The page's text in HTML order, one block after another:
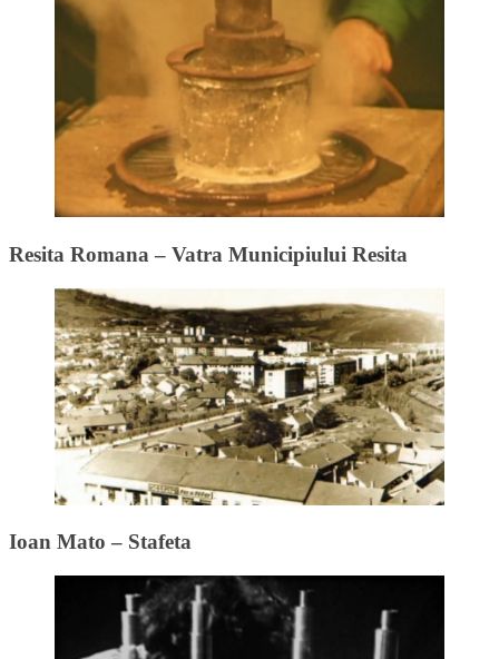
Resita Romana – Vatra Municipiului Resita
Ioan Mato – Stafeta